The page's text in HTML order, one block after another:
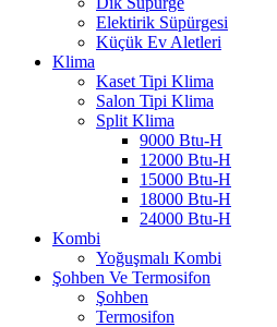
Elektirik Süpürgesi
Küçük Ev Aletleri
Klima
Kaset Tipi Klima
Salon Tipi Klima
Split Klima
9000 Btu-H
12000 Btu-H
15000 Btu-H
18000 Btu-H
24000 Btu-H
Kombi
Yoğuşmalı Kombi
Şohben Ve Termosifon
Şohben
Termosifon